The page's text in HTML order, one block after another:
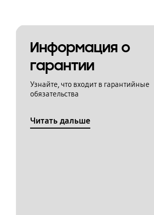
Информация о
гарантии
Узнайте, что входит в гарантийные
обязательства
Читать дальше